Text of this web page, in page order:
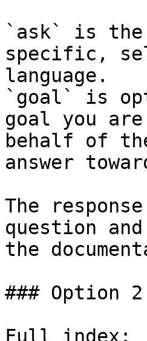
`ask` is the
specific,
language.
`goal` is
goal you
behalf of
answer
The
question
the
### Option
Full index: